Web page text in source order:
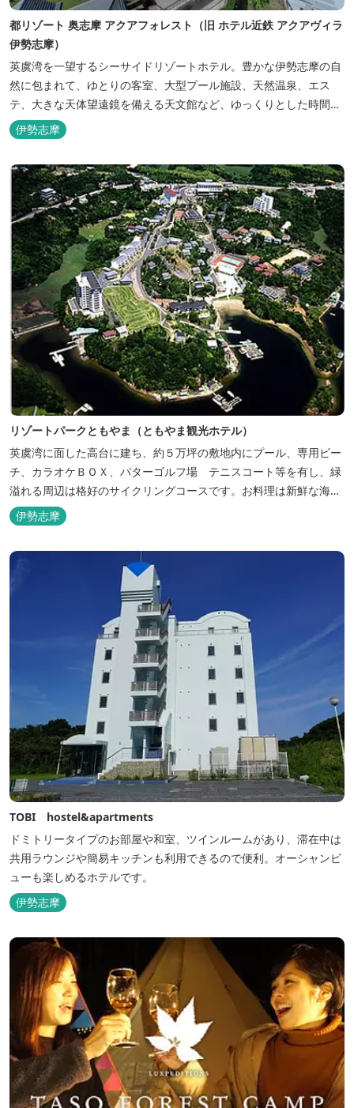
都リゾート 奥志摩 アクアフォレスト（旧 ホテル近鉄 アクアヴィラ
伊勢志摩）
英虞湾を一望するシーサイドリゾートホテル。豊かな伊勢志摩の自
然に包まれて、ゆとりの客室、大型プール施設、天然温泉、エス
テ、大きな天体望遠鏡を備える天文館など、ゆっくりとした時間を
楽しみながら過ごすことができます。 屋内プール：通年 屋外プー
ル：2025年7月19日（土）～8月31日（日）
伊勢志摩
リゾートパークともやま（ともやま観光ホテル）
英虞湾に面した高台に建ち、約５万坪の敷地内にプール、専用ビー
チ、カラオケＢＯＸ、パターゴルフ場 テニスコート等を有し、緑
溢れる周辺は格好のサイクリングコースです。お料理は新鮮な海の
幸をふんだんに使用する荒磯焼、活造会席、伊勢海老残酷鍋会席、
松茸料理（秋）等グルメ志向の方に好評です。夏には野外バーベキ
ューも毎晩行ないます。
伊勢志摩
TOBI hostel&apartments
ドミトリータイプのお部屋や和室、ツインルームがあり、滞在中は
共用ラウンジや簡易キッチンも利用できるので便利。オーシャンビ
ューも楽しめるホテルです。
伊勢志摩